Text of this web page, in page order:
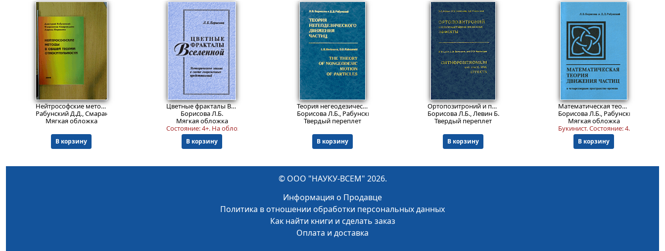
499
Нейтрософские методы в общей теории относительности
Рабунский Д.Д., Смарандаке Ф., Борисова Л.Б.
Мягкая обложка
В корзину
Пред.заказ! 599₽
Цветные фракталы Вселенной: Эзотерическое знание в свете современных представлений
Борисова Л.Б.
Мягкая обложка
Cocтояние: 4+. На обложке следы сгибов. Книга некоторое время была во влажной среде, оттуда ее состояние; но текст абсолютно не пострадал.
В корзину
1216₽
Теория негеодезического движения частиц.
Борисова Л.Б., Рабунский Д.Д.
Твердый переплет
В корзину
307₽
Ортопозитроний и пространственно-временные эффекты.
Борисова Л.Б., Левин Б.М., Рабунский Д.Д.
Твердый переплет
В корзину
Пред.заказ! 699
Математическая теория движения частиц в четырехмерном пространстве-времени
Борисова Л.Б., Рабунский Д.Д.
Мягкая обложка
Букинист.Состояние: 4.
В корзину
© ООО "НАУКУ-ВСЕМ" 2026.
Информация о Продавце
Политика в отношении обработки персональных данных
Как найти книги и сделать заказ
Оплата и доставка